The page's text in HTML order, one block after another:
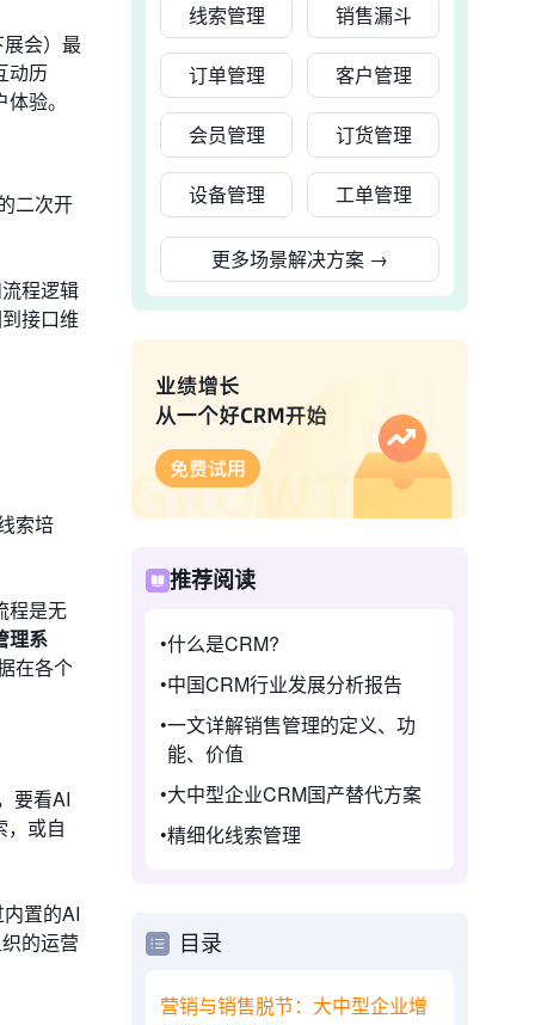
会）最
动历
验。
二次开
程逻辑
接口维
索培
程是无
理系
在各个
要看AI
，或自
置的AI
的运营
线索管理 销售漏斗
订单管理 客户管理
会员管理 订货管理
设备管理 工单管理
更多场景解决方案 →
推荐阅读
什么是CRM?
中国CRM行业发展分析报告
一文详解销售管理的定义、功
能、价值
大中型企业CRM国产替代方案
精细化线索管理
目录
营销与销售脱节：大中型企业增